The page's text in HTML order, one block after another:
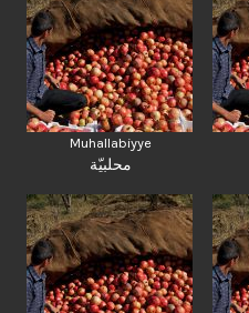
Muhallabiyye
محلبيّة